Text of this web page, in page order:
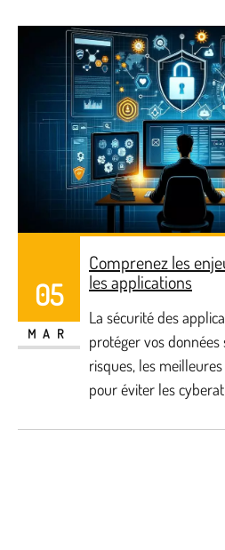
05
MAR
Comprenez les
les applications
La sécurité des
protéger vos données
risques, les
pour éviter les